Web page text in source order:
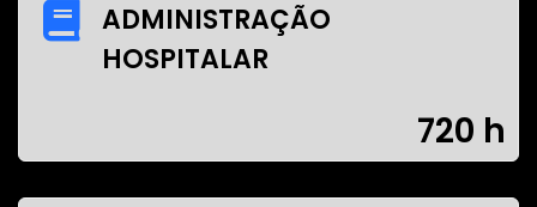
ADMINISTRAÇÃO
HOSPITALAR
720 h